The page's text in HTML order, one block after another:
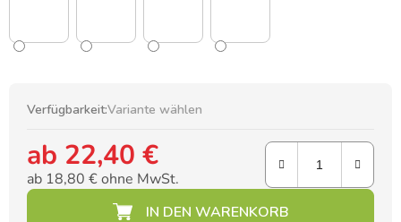
Verfügbarkeit:Variante wählen
ab 22,40 €
ab 18,80 €ohne MwSt.